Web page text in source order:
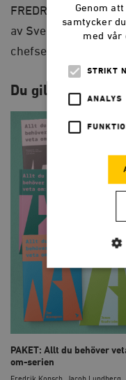
quantity
FREDRIK KOPSCH
av Sveriges ledande
chefsekonom vid
Du gillar kanske
PAKET: Allt du behöver
om-serien
Genom
samtycker
med vår
STRIKT
ANALYS
Strikt
och
ordentligt utan